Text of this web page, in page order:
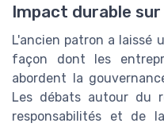
Impact durable
L'ancien patron a laissé
façon dont les
abordent la
Les débats autour du
responsabilités et de